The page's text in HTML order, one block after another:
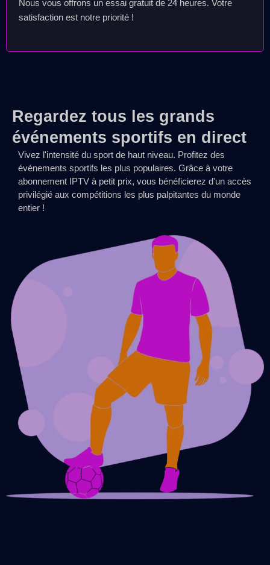
Nous vous offrons un essai gratuit de 24 heures. Votre
satisfaction est notre priorité !
Regardez tous les grands
événements sportifs en direct
Vivez l'intensité du sport de haut niveau. Profitez des
événements sportifs les plus populaires. Grâce à votre
abonnement IPTV à petit prix, vous bénéficierez d'un accès
privilégié aux compétitions les plus palpitantes du monde
entier !